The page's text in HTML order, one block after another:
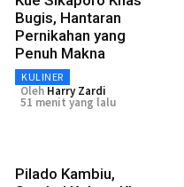
Bugis, Hantaran
Pernikahan yang
Penuh Makna
KULINER
Oleh Harry Zardi
51 menit yang lalu
Pilado Kambiu,